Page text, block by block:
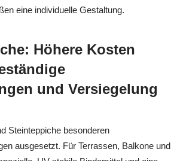
eine individuelle Gestaltung.
Höhere Kosten
und Versiegelung
Steinteppiche besonderen
ausgesetzt. Für Terrassen, Balkone und